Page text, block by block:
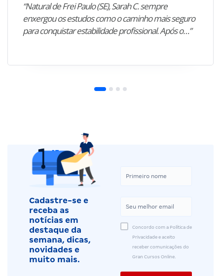
“Natural de Frei Paulo (SE), Sarah C. sempre
enxergou os estudos como o caminho mais seguro
para conquistar estabilidade profissional. Após o…”
Cadastre-se e
receba as
notícias em
destaque da
semana, dicas,
novidades e
muito mais.
Concordo com a Política de
Privacidade e aceito
receber comunicações do
Gran Cursos Online.